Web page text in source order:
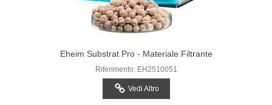
Eheim Substrat Pro - Materiale Filtrante
Riferimento: EH2510051
Vedi Altro